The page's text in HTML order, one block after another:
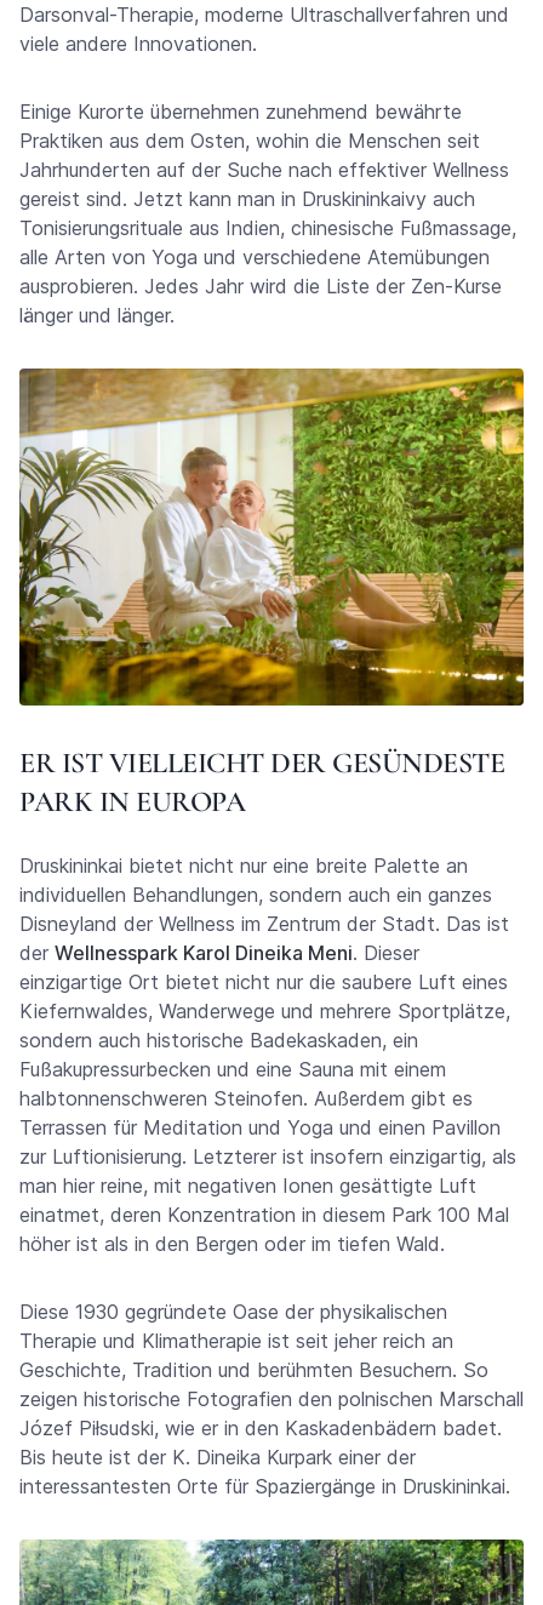
Darsonval-Therapie, moderne Ultraschallverfahren und
viele andere Innovationen.
Einige Kurorte übernehmen zunehmend bewährte
Praktiken aus dem Osten, wohin die Menschen seit
Jahrhunderten auf der Suche nach effektiver Wellness
gereist sind. Jetzt kann man in Druskininkaivy auch
Tonisierungsrituale aus Indien, chinesische Fußmassage,
alle Arten von Yoga und verschiedene Atemübungen
ausprobieren. Jedes Jahr wird die Liste der Zen-Kurse
länger und länger.
ER IST VIELLEICHT DER GESÜNDESTE
PARK IN EUROPA
Druskininkai bietet nicht nur eine breite Palette an
individuellen Behandlungen, sondern auch ein ganzes
Disneyland der Wellness im Zentrum der Stadt. Das ist
der Wellnesspark Karol Dineika Meni. Dieser
einzigartige Ort bietet nicht nur die saubere Luft eines
Kiefernwaldes, Wanderwege und mehrere Sportplätze,
sondern auch historische Badekaskaden, ein
Fußakupressurbecken und eine Sauna mit einem
halbtonnenschweren Steinofen. Außerdem gibt es
Terrassen für Meditation und Yoga und einen Pavillon
zur Luftionisierung. Letzterer ist insofern einzigartig, als
man hier reine, mit negativen Ionen gesättigte Luft
einatmet, deren Konzentration in diesem Park 100 Mal
höher ist als in den Bergen oder im tiefen Wald.
Diese 1930 gegründete Oase der physikalischen
Therapie und Klimatherapie ist seit jeher reich an
Geschichte, Tradition und berühmten Besuchern. So
zeigen historische Fotografien den polnischen Marschall
Józef Piłsudski, wie er in den Kaskadenbädern badet.
Bis heute ist der K. Dineika Kurpark einer der
interessantesten Orte für Spaziergänge in Druskininkai.